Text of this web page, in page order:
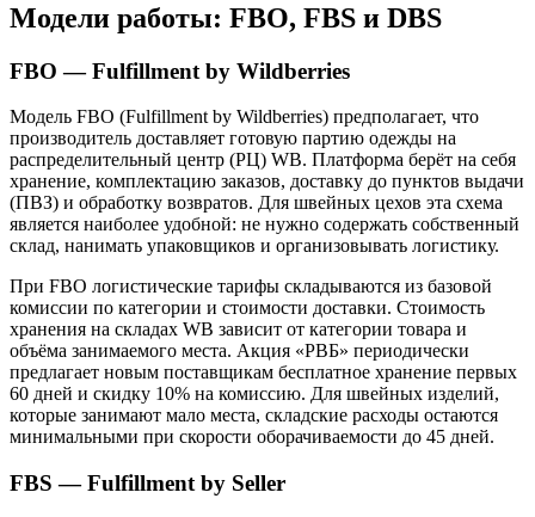
Модели работы: FBO, FBS и DBS
FBO — Fulfillment by Wildberries
Модель FBO (Fulfillment by Wildberries) предполагает, что
производитель доставляет готовую партию одежды на
распределительный центр (РЦ) WB. Платформа берёт на себя
хранение, комплектацию заказов, доставку до пунктов выдачи
(ПВЗ) и обработку возвратов. Для швейных цехов эта схема
является наиболее удобной: не нужно содержать собственный
склад, нанимать упаковщиков и организовывать логистику.
При FBO логистические тарифы складываются из базовой
комиссии по категории и стоимости доставки. Стоимость
хранения на складах WB зависит от категории товара и
объёма занимаемого места. Акция «РВБ» периодически
предлагает новым поставщикам бесплатное хранение первых
60 дней и скидку 10% на комиссию. Для швейных изделий,
которые занимают мало места, складские расходы остаются
минимальными при скорости оборачиваемости до 45 дней.
FBS — Fulfillment by Seller